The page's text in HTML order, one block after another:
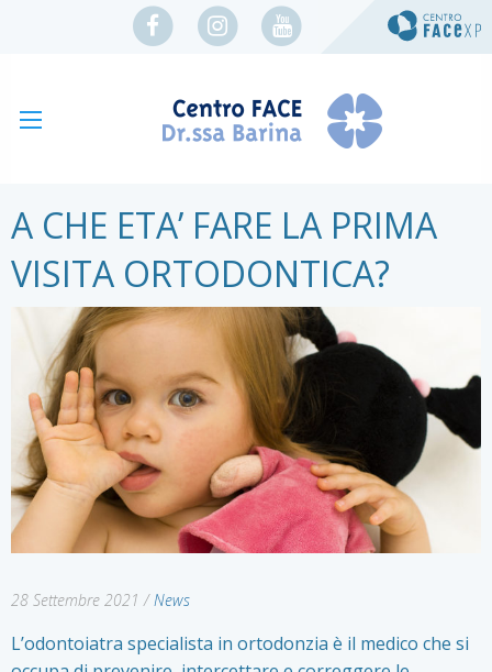
A CHE ETA’ FARE LA PRIMA
VISITA ORTODONTICA?
28 Settembre 2021 /News
L’odontoiatra specialista in ortodonzia è il medico che si